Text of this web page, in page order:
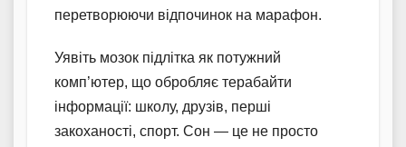
перетворюючи відпочинок на марафон.
Уявіть мозок підлітка як потужний
комп’ютер, що обробляє терабайти
інформації: школу, друзів, перші
закоханості, спорт. Сон — це не просто